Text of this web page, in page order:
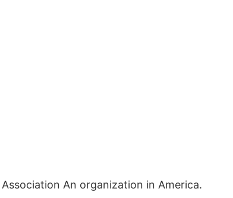
An organization in America.